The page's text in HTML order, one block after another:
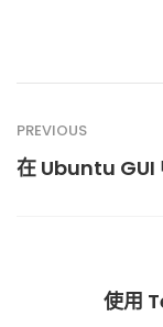
PREVIOUS
在 Ubuntu GUI
使用